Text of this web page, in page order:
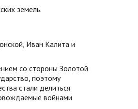
земель.
Иван Калита и
со стороны Золотой
поэтому
стали делиться
войнами